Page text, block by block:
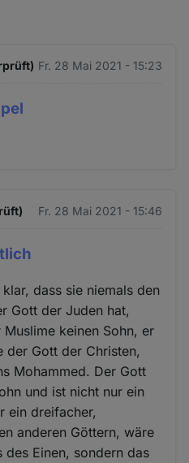
Fr. 28 Mai 2021 - 15:23
Fr. 28 Mai 2021 - 15:46
dass sie niemals den
Gott der Juden hat,
keinen Sohn, er
der Gott der Christen,
Mohammed. Der Gott
und ist nicht nur ein
ein dreifacher,
anderen Göttern, wäre
des Einen, sondern das